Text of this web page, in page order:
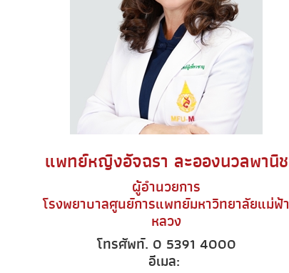
แพทย์หญิงอัจฉรา ละอองนวลพานิช
ผู้อำนวยการ
โรงพยาบาลศูนย์การแพทย์มหาวิทยาลัยแม่ฟ้า
หลวง
โทรศัพท์. 0 5391 4000
อีเมล: